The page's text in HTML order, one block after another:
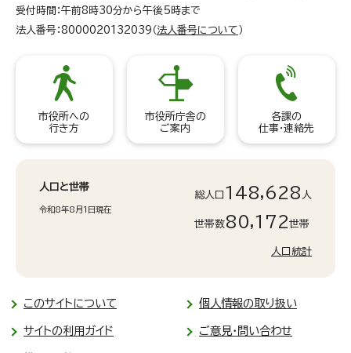
受付時間：午前8時30分から午後5時まで
法人番号：8000020132039（ 法人番号について ）
市役所への
行き方
市役所庁舎の
ご案内
各課の
仕事・連絡先
人口と世帯
令和8年8月1日現在
総人口 148,628 人
世帯数80,172世帯
人口統計
このサイトについて 個人情報の取り扱い
サイトの利用ガイド ご意見・問い合わせ